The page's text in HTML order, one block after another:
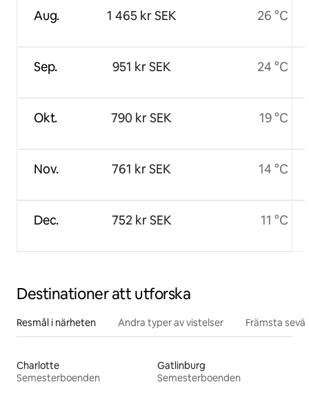
Aug.
Sep.
Okt.
Nov.
Dec.
1 465 kr SEK
951 kr SEK
790 kr SEK
761 kr SEK
752 kr SEK
26 °C
24 °C
19 °C
14 °C
11 °C
Destinationer att utforska
Resmål i närheten Andra typer av vistelser Främsta
Charlotte
Semesterboenden
Gatlinburg
Semesterboenden